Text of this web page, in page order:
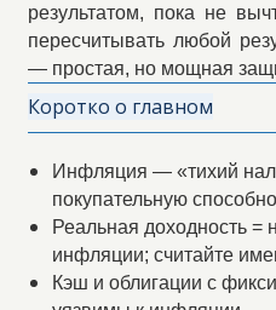
результатом, пока не
пересчитывать любой
— простая, но мощная
Коротко о главном
Инфляция — «тихий
покупательную
Реальная доходность =
инфляции; считайте
Кэш и облигации с